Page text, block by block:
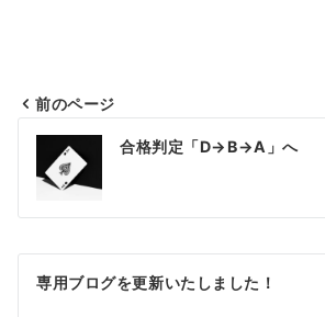
投
稿
ビ
ゲ
前のページ
合格判定「D→B→A」へ
専用ブログを更新いたしました！